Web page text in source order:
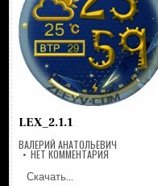
LEX_2.1.1
ВАЛЕРИЙ АНАТОЛЬЕВИЧ
НЕТ КОММЕНТАРИЯНА
Скачать…